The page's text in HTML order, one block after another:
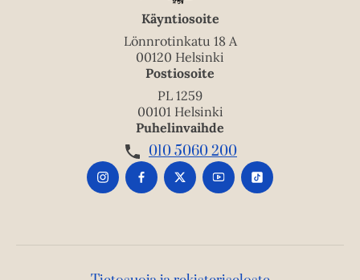
Käyntiosoite
Lönnrotinkatu 18 A
00120 Helsinki
Postiosoite
PL 1259
00101 Helsinki
Puhelinvaihde
010 5060 200